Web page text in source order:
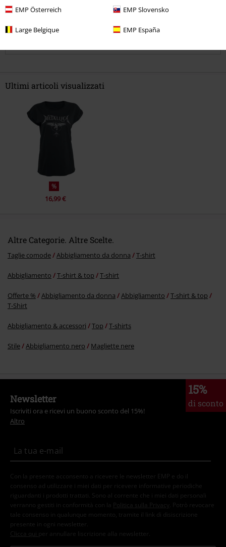
EMP Österreich EMP Slovensko
Large Belgique
EMP España
Invia un commento
Ultimi articoli visualizzati
%
16,99 €
Altre Categorie. Altre Scelte.
Taglie comode Abbigliamento da donna T-shirt
Abbigliamento T-shirt & top T-shirt
Offerte % Abbigliamento da donna Abbigliamento
T-shirt & top
T-Shirt
Abbigliamento & accessori Top T-shirts
Stile Abbigliamento nero Magliette nere
15%
di sconto
Newsletter
Iscriviti ora e ricevi un buono sconto del 15%!
Altro
Con la presente acconsento a ricevere le newsletter EMP e do il
consenso ad utilizzare i miei dati per ricevere informative periodiche
riguardanti i prodotti trattati. Sono al corrente che i miei dati personali
verranno gestiti in conformità con la
Politica sulla Privacy
. Potrò revocare
tale consenso in qualunque momento, tramite il link di disiscrizione
presente in ogni newsletter.
Clicca qui per annullare liscrizione alla newsletter.